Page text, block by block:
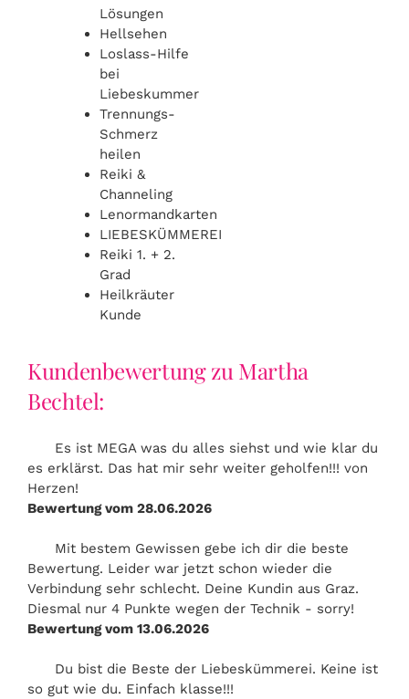
Lösungen
Hellsehen
Loslass-Hilfe
bei
Liebeskummer
Trennungs-
Schmerz
heilen
Reiki &
Channeling
Lenormandkarten
LIEBESKÜMMEREI
Reiki 1. + 2.
Grad
Heilkräuter
Kunde
Kundenbewertung zu Martha
Bechtel:
Es ist MEGA was du alles siehst und wie klar du
es erklärst. Das hat mir sehr weiter geholfen!!! von
Herzen!
Bewertung vom 28.06.2026
Mit bestem Gewissen gebe ich dir die beste
Bewertung. Leider war jetzt schon wieder die
Verbindung sehr schlecht. Deine Kundin aus Graz.
Diesmal nur 4 Punkte wegen der Technik - sorry!
Bewertung vom 13.06.2026
Du bist die Beste der Liebeskümmerei. Keine ist
so gut wie du. Einfach klasse!!!